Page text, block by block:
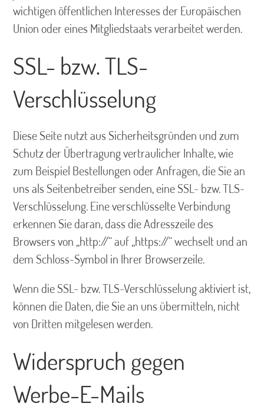
wichtigen öffentlichen Interesses der Europäischen
Union oder eines Mitgliedstaats verarbeitet werden.
SSL- bzw. TLS-
Verschlüsselung
Diese Seite nutzt aus Sicherheitsgründen und zum
Schutz der Übertragung vertraulicher Inhalte, wie
zum Beispiel Bestellungen oder Anfragen, die Sie an
uns als Seitenbetreiber senden, eine SSL- bzw. TLS-
Verschlüsselung. Eine verschlüsselte Verbindung
erkennen Sie daran, dass die Adresszeile des
Browsers von „http://“ auf „https://“ wechselt und an
dem Schloss-Symbol in Ihrer Browserzeile.
Wenn die SSL- bzw. TLS-Verschlüsselung aktiviert ist,
können die Daten, die Sie an uns übermitteln, nicht
von Dritten mitgelesen werden.
Widerspruch gegen
Werbe-E-Mails